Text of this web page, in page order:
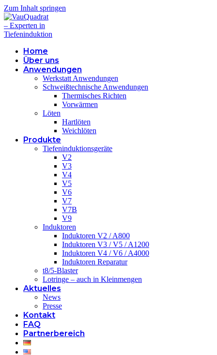
Zum Inhalt springen
Home
Über uns
Anwendungen
Werkstatt Anwendungen
Schweißtechnische Anwendungen
Thermisches Richten
Vorwärmen
Löten
Hartlöten
Weichlöten
Produkte
Tiefeninduktionsgeräte
V2
V3
V4
V5
V6
V7
V7B
V9
Induktoren
Induktoren V2 / A800
Induktoren V3 / V5 / A1200
Induktoren V4 / V6 / A4000
Induktoren Reparatur
t8/5-Blaster
Lotringe – auch in Kleinmengen
Aktuelles
News
Presse
Kontakt
FAQ
Partnerbereich